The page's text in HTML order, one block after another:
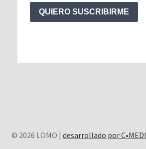
QUIERO SUSCRIBIRME
© 2026 LOMO | desarrollado por